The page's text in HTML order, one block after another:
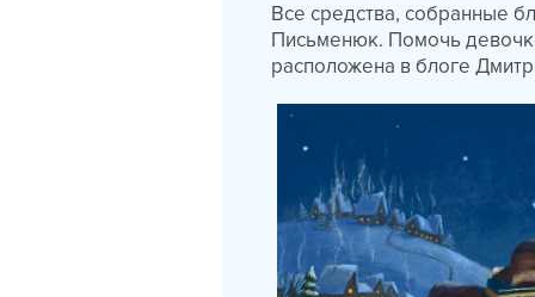
Все средства, собранные
Письменюк. Помочь
расположена в блоге